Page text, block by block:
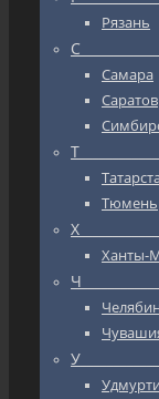
Рязань
Самара
Саратов
Тюмень
Ханты-